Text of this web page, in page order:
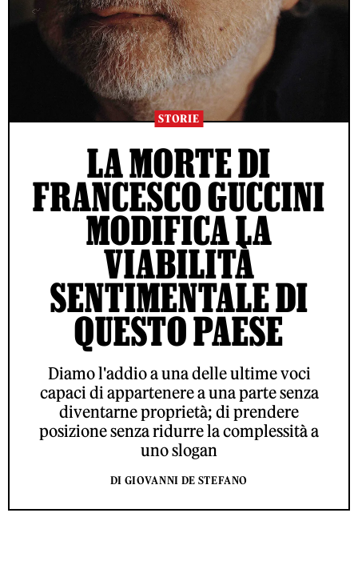
STORIE
LA MORTE DI
FRANCESCO GUCCINI
MODIFICA LA
VIABILITÀ
SENTIMENTALE DI
QUESTO PAESE
Diamo l'addio a una delle ultime voci
capaci di appartenere a una parte senza
diventarne proprietà; di prendere
posizione senza ridurre la complessità a
uno slogan
DI GIOVANNI DE STEFANO